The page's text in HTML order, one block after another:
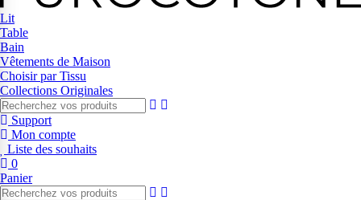
Lit
Table
Bain
Vêtements de Maison
Choisir par Tissu
Collections Originales
Support
Mon compte
Liste des souhaits
0
Panier